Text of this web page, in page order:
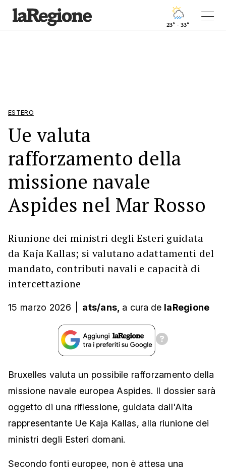
23° - 33°
ESTERO
Ue valuta
rafforzamento della
missione navale
Aspides nel Mar Rosso
Riunione dei ministri degli Esteri guidata
da Kaja Kallas; si valutano adattamenti del
mandato, contributi navali e capacità di
intercettazione
15 marzo 2026 ats/ans, a cura de laRegione
Bruxelles valuta un possibile rafforzamento della
missione navale europea Aspides. Il dossier sarà
oggetto di una riflessione, guidata dall'Alta
rappresentante Ue Kaja Kallas, alla riunione dei
ministri degli Esteri domani.
Secondo fonti europee, non è attesa una